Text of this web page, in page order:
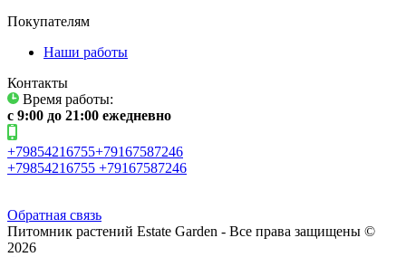
Покупателям
Наши работы
Контакты
Время работы:
c 9:00 до 21:00 ежедневно
+79854216755+79167587246
+79854216755 +79167587246
Обратная связь
Питомник растений Estate Garden - Все права защищены ©
2026